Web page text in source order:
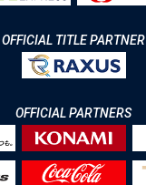
OFFICIAL TITLE PARTNER
OFFICIAL PARTNERS